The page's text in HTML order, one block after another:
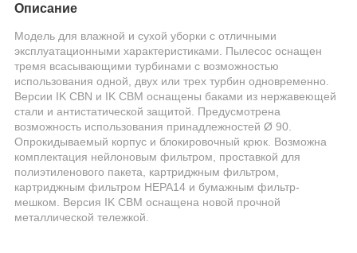
Описание
Модель для влажной и сухой уборки с отличными
эксплуатационными характеристиками. Пылесос оснащен
тремя всасывающими турбинами с возможностью
использования одной, двух или трех турбин одновременно.
Версии IK CBN и IK CBM оснащены баками из нержавеющей
стали и антистатической защитой. Предусмотрена
возможность использования принадлежностей Ø 90.
Опрокидываемый корпус и блокировочный крюк. Возможна
комплектация нейлоновым фильтром, проставкой для
полиэтиленового пакета, картриджным фильтром,
картриджным фильтром HEPA14 и бумажным фильтр-
мешком. Версия IK CBM оснащена новой прочной
металлической тележкой.